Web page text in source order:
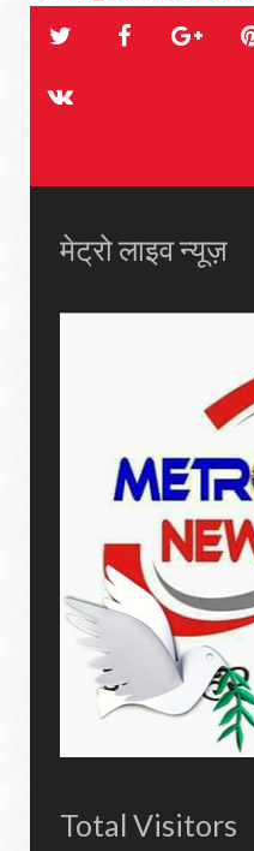
मेट्रो लाइव न्यूज़
Total Visitors